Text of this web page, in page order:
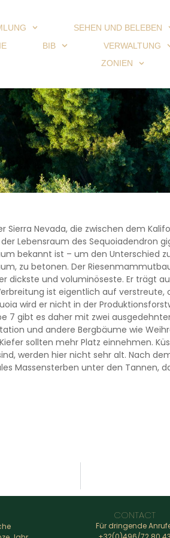
SEHEN UND BELEBEN
BIB VERWALTUNG
ZONIEN
Sierra Nevada, die zwischen dem
Lebensraum des Sequoiadendron
bekannt ist – um den Unterschied
zu betonen. Der
dickste und voluminöseste. Er trägt
ist eigentlich auf verstreute,
wird er nicht in der
7 gibt es daher mit zwei
und andere Bergbäume wie
sollten mehr Platz einnehmen.
werden hier nicht sehr alt. Nach
Massensterben unter den Tannen,
CONTACT
Für dringende